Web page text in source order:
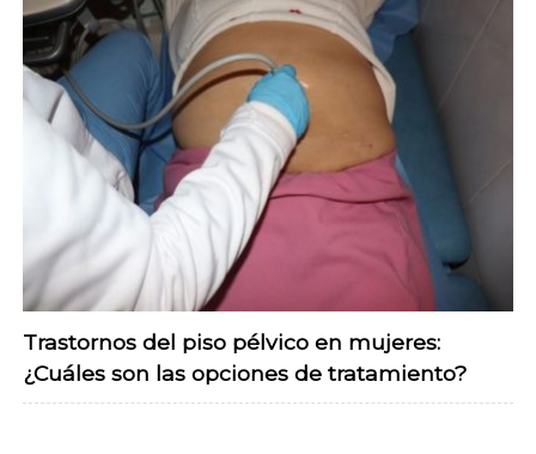
Trastornos del piso pélvico en mujeres:
¿Cuáles son las opciones de tratamiento?